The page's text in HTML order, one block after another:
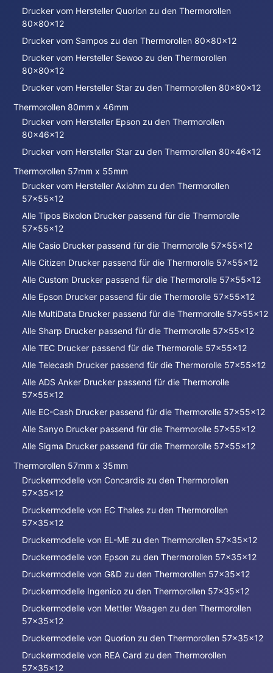
Drucker vom Hersteller Quorion zu den Thermorollen
80x80x12
Drucker vom Sampos zu den Thermorollen 80x80x12
Drucker vom Hersteller Sewoo zu den Thermorollen
80x80x12
Drucker vom Hersteller Star zu den Thermorollen 80x80x12
Thermorollen 80mm x 46mm
Drucker vom Hersteller Epson zu den Thermorollen
80x46x12
Drucker vom Hersteller Star zu den Thermorollen 80x46x12
Thermorollen 57mm x 55mm
Drucker vom Hersteller Axiohm zu den Thermorollen
57x55x12
Alle Tipos Bixolon Drucker passend für die Thermorolle
57x55x12
Alle Casio Drucker passend für die Thermorolle 57x55x12
Alle Citizen Drucker passend für die Thermorolle 57x55x12
Alle Custom Drucker passend für die Thermorolle 57x55x12
Alle Epson Drucker passend für die Thermorolle 57x55x12
Alle MultiData Drucker passend für die Thermorolle 57x55x12
Alle Sharp Drucker passend für die Thermorolle 57x55x12
Alle TEC Drucker passend für die Thermorolle 57x55x12
Alle Telecash Drucker passend für die Thermorolle 57x55x12
Alle ADS Anker Drucker passend für die Thermorolle
57x55x12
Alle EC-Cash Drucker passend für die Thermorolle 57x55x12
Alle Sanyo Drucker passend für die Thermorolle 57x55x12
Alle Sigma Drucker passend für die Thermorolle 57x55x12
Thermorollen 57mm x 35mm
Druckermodelle von Concardis zu den Thermorollen
57x35x12
Druckermodelle von EC Thales zu den Thermorollen
57x35x12
Druckermodelle von EL-ME zu den Thermorollen 57x35x12
Druckermodelle von Epson zu den Thermorollen 57x35x12
Druckermodelle von G&D zu den Thermorollen 57x35x12
Druckermodelle Ingenico zu den Thermorollen 57x35x12
Druckermodelle von Mettler Waagen zu den Thermorollen
57x35x12
Druckermodelle von Quorion zu den Thermorollen 57x35x12
Druckermodelle von REA Card zu den Thermorollen
57x35x12